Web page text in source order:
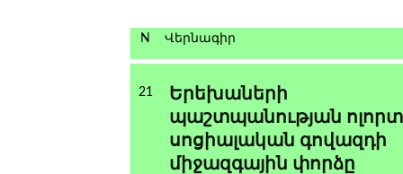
N Վերնագիր
21
Երեխաների
պաշտպանության
սոցիալական գովազդի
միջազգային փորձը